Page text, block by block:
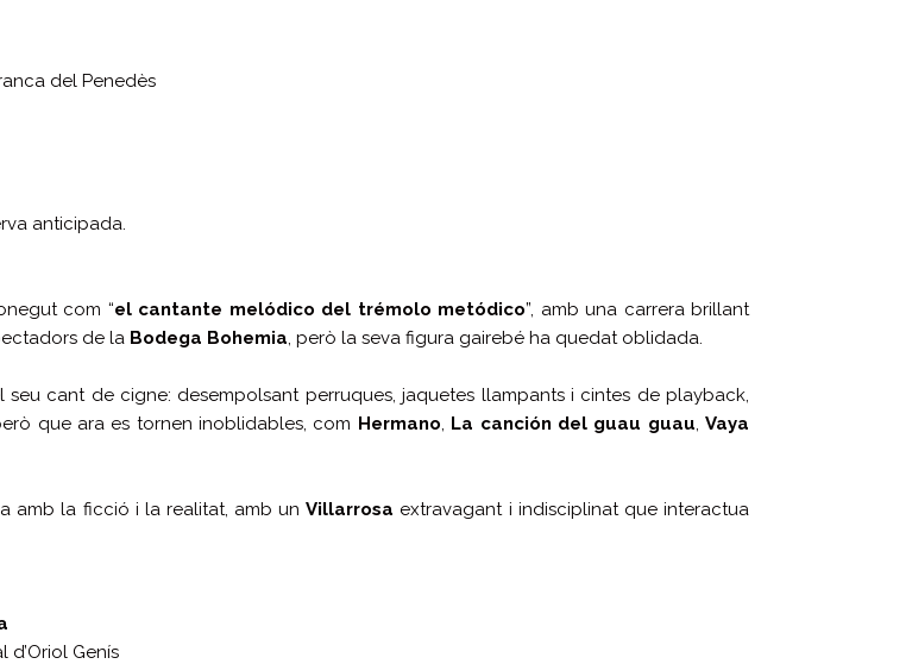
del Penedès
anticipada.
com “el cantante melódico del trémolo metódico”, amb una carrera brillant
de la Bodega Bohemia, però la seva figura gairebé ha quedat oblidada.
seu cant de cigne: desempolsant perruques, jaquetes llampants i cintes de playback,
que ara es tornen inoblidables, com Hermano, La canción del guau guau, Vaya
amb la ficció i la realitat, amb unVillarrosa extravagant i indisciplinat que interactua
d’Oriol Genís